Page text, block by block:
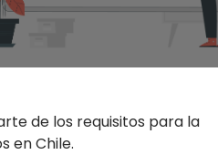
de los requisitos para la
en Chile.